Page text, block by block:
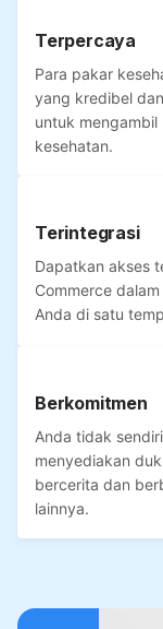
Terpercaya
Para pakar
yang kredibel
untuk
kesehatan.
Terintegrasi
Dapatkan akses
Commerce
Anda di satu
Berkomitmen
Anda tidak
menyediakan
bercerita dan
lainnya.